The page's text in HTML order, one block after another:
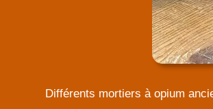
Différents mortiers à opium